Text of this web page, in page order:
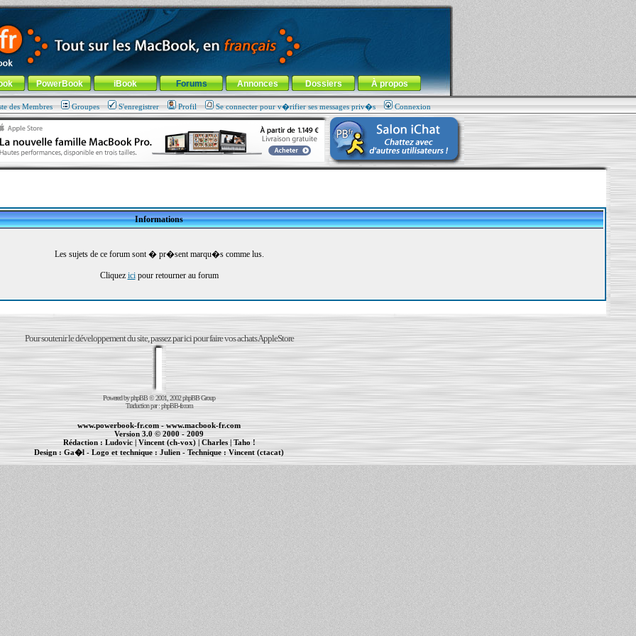
! -Aller au menu de la rubrique
PowerBook iBook Forums Annonces Dossiers À propos
des Membres Groupes S'enregistrer Profil Se connecter pour v�rifier ses messages priv�s Connexion
Informations
Les sujets de ce forum sont � pr�sent marqu�s comme lus.
Cliquez icipour retourner au forum
Pour soutenir le développement du site, passez par ici pour faire vos achats AppleStore
Powered byphpBB© 2001, 2002 phpBB Group
Traduction par :phpBB-fr.com
www.powerbook-fr.com-www.macbook-fr.com
Version 3.0 © 2000 - 2009
Rédaction :Ludovic| Vincent (ch-vox)|Charles| Taho !
Design : Ga�l - Logo et technique : Julien - Technique :Vincent (ctacat)
Informations :PowerBook | Maintenance Apple et Macintosh à Toulouse cr�ation de sites Internet